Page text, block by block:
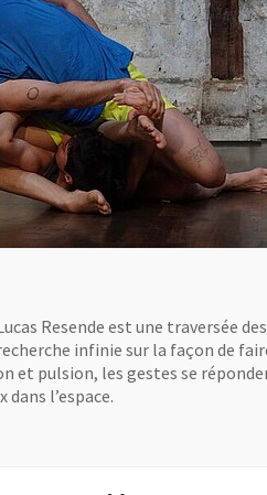
Resende est une traversée
infinie sur la façon de
et pulsion, les gestes se
l’espace.